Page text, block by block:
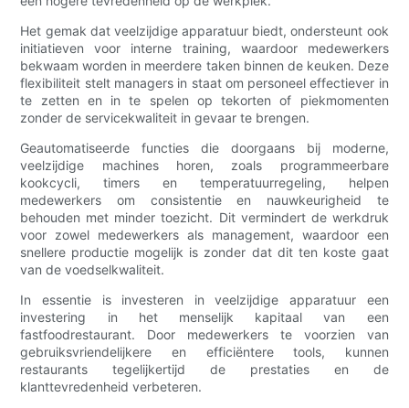
Het gemak dat veelzijdige apparatuur biedt, ondersteunt ook
initiatieven voor interne training, waardoor medewerkers
bekwaam worden in meerdere taken binnen de keuken. Deze
flexibiliteit stelt managers in staat om personeel effectiever in
te zetten en in te spelen op tekorten of piekmomenten
zonder de servicekwaliteit in gevaar te brengen.
Geautomatiseerde functies die doorgaans bij moderne,
veelzijdige machines horen, zoals programmeerbare
kookcycli, timers en temperatuurregeling, helpen
medewerkers om consistentie en nauwkeurigheid te
behouden met minder toezicht. Dit vermindert de werkdruk
voor zowel medewerkers als management, waardoor een
snellere productie mogelijk is zonder dat dit ten koste gaat
van de voedselkwaliteit.
In essentie is investeren in veelzijdige apparatuur een
investering in het menselijk kapitaal van een
fastfoodrestaurant. Door medewerkers te voorzien van
gebruiksvriendelijkere en efficiëntere tools, kunnen
restaurants tegelijkertijd de prestaties en de
klanttevredenheid verbeteren.